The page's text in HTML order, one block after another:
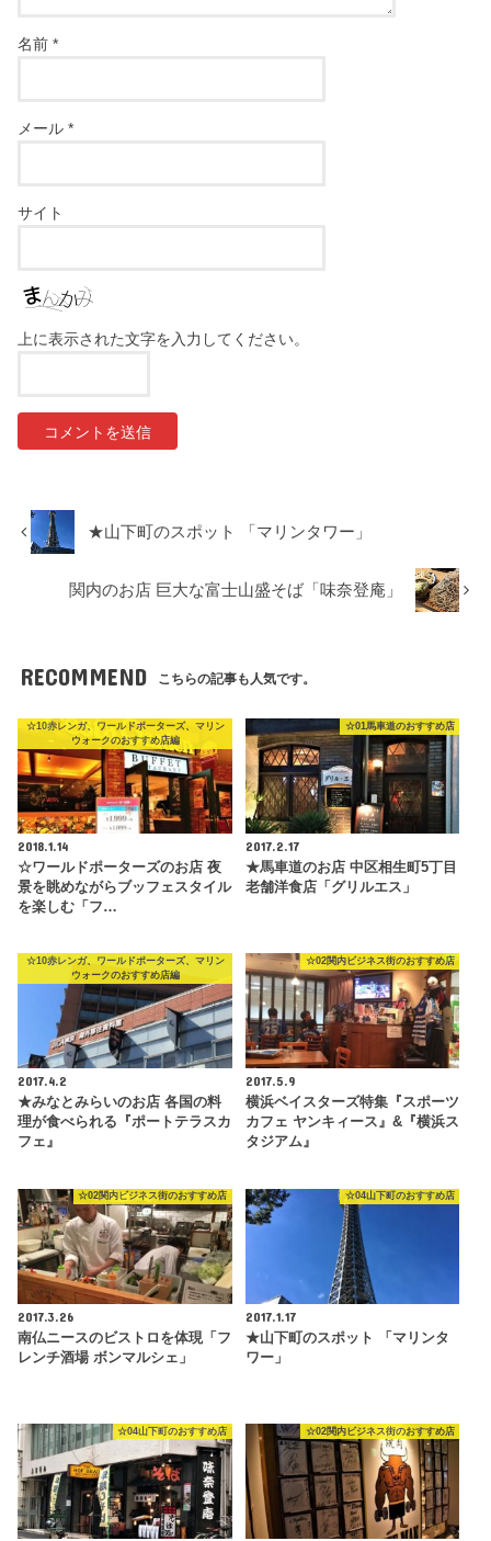
名前*
メール*
サイト
上に表示された文字を入力してください。
★山下町のスポット 「マリンタワー」
関内のお店 巨大な富士山盛そば「味奈登庵」
RECOMMEND こちらの記事も人気です。
☆10赤レンガ、ワールドポーターズ、マリン
ウォークのおすすめ店編
2018.1.14
☆ワールドポーターズのお店 夜
景を眺めながらブッフェスタイル
を楽しむ「フ…
☆01馬車道のおすすめ店
2017.2.17
★馬車道のお店 中区相生町5丁目
老舗洋食店「グリルエス」
☆10赤レンガ、ワールドポーターズ、マリン
ウォークのおすすめ店編
2017.4.2
★みなとみらいのお店 各国の料
理が食べられる『ポートテラスカ
フェ』
☆02関内ビジネス街のおすすめ店
2017.5.9
横浜ベイスターズ特集『スポーツ
カフェ ヤンキィース』&『横浜ス
タジアム』
☆02関内ビジネス街のおすすめ店
2017.3.26
南仏ニースのビストロを体現「フ
レンチ酒場 ボンマルシェ」
☆04山下町のおすすめ店
2017.1.17
★山下町のスポット 「マリンタ
ワー」
☆04山下町のおすすめ店 ☆02関内ビジネス街のおすすめ店